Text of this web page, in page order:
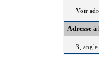
Voir
Adresse à
3,